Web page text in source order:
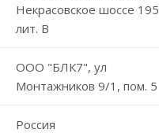
Некрасовское шоссе 195
лит. В
ООО "БЛК7", ул
Монтажников 9/1, пом. 5
Россия